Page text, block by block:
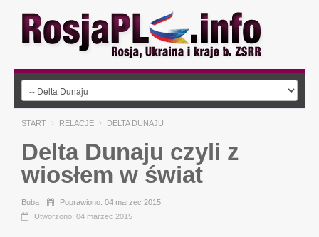
START RELACJE DELTA DUNAJU
Delta Dunaju czyli z
wiosłem w świat
Buba
Poprawiono: 04 marzec 2015
Utworzono: 04 marzec 2015